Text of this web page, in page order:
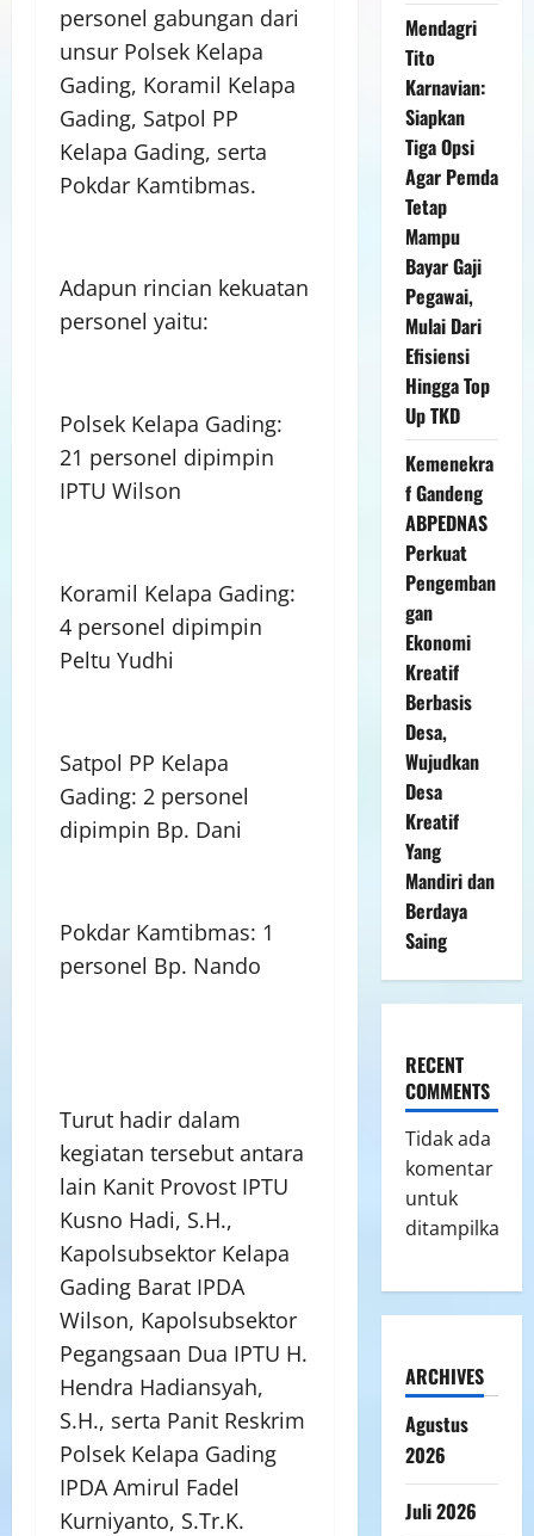
personel gabungan dari
unsur Polsek Kelapa
Gading, Koramil Kelapa
Gading, Satpol PP
Kelapa Gading, serta
Pokdar Kamtibmas.
Adapun rincian kekuatan
personel yaitu:
Polsek Kelapa Gading:
21 personel dipimpin
IPTU Wilson
Koramil Kelapa Gading:
4 personel dipimpin
Peltu Yudhi
Satpol PP Kelapa
Gading: 2 personel
dipimpin Bp. Dani
Pokdar Kamtibmas: 1
personel Bp. Nando
Turut hadir dalam
kegiatan tersebut antara
lain Kanit Provost IPTU
Kusno Hadi, S.H.,
Kapolsubsektor Kelapa
Gading Barat IPDA
Wilson, Kapolsubsektor
Pegangsaan Dua IPTU H.
Hendra Hadiansyah,
S.H., serta Panit Reskrim
Polsek Kelapa Gading
IPDA Amirul Fadel
Kurniyanto, S.Tr.K.
Mendagri
Tito
Karnavian:
Siapkan
Tiga Opsi
Agar Pemda
Tetap
Mampu
Bayar Gaji
Pegawai,
Mulai Dari
Efisiensi
Hingga Top
Up TKD
Kemenekra
f Gandeng
ABPEDNAS
Perkuat
Pengemban
gan
Ekonomi
Kreatif
Berbasis
Desa,
Wujudkan
Desa
Kreatif
Yang
Mandiri dan
Berdaya
Saing
RECENT
COMMENTS
Tidak ada
komentar
untuk
ditampilkan.
ARCHIVES
Agustus
2026
Juli 2026